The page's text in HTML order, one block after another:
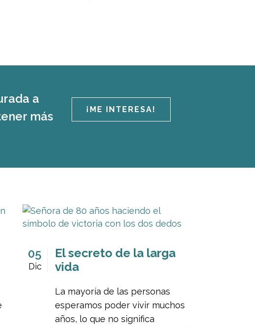
a
más
¡ME INTERESA!
05
Dic
El secreto de la larga
vida
La mayoría de las personas
esperamos poder vivir muchos
años, lo que no significa